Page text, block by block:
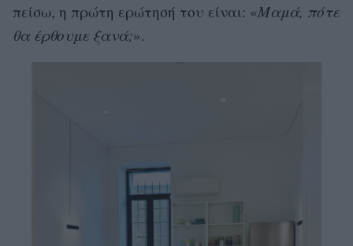
πείσω, η πρώτη ερώτησή του είναι: «Μαμά, πότε
θα έρθουμε ξανά;».